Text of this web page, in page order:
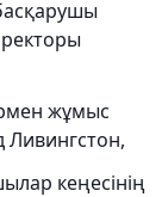
жұмыс
Ливингстон,
кеңесінің